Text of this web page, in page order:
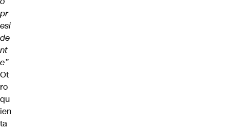
pr
esi
de
nt
e”
Ot
ro
qu
ien
ta